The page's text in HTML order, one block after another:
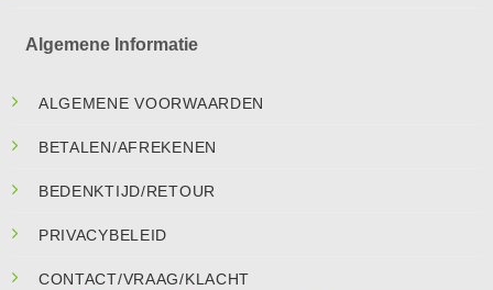
Algemene Informatie
ALGEMENE VOORWAARDEN
BETALEN/AFREKENEN
BEDENKTIJD/RETOUR
PRIVACYBELEID
CONTACT/VRAAG/KLACHT